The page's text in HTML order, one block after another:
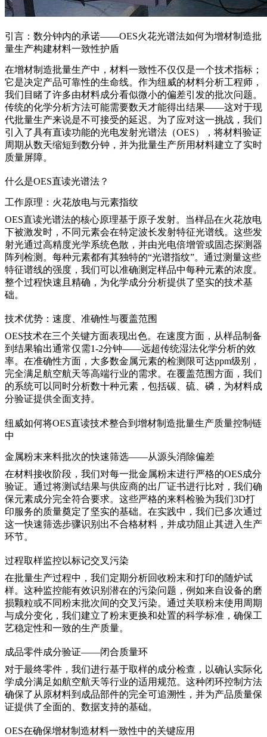
引言：数分钟内的承诺——OES火花光谱法如何为增材制造批
量生产构建材料一致性护盾
在增材制造批量生产中，材料一致性不仅仅是一个技术指标；
它是决定产品可靠性的生命线。作为纽威的材料分析工程师，
我们目睹了许多由材料成分看似微小的偏差引发的批次问题。
传统的化学分析方法可能需要数天才能得出结果——这对于现
代批量生产来说是不可接受的延迟。为了应对这一挑战，我们
引入了具有直读功能的光电发射光谱法（OES），将材料验证
周期从数天缩短到数分钟，并为批量生产所用材料建立了实时
质量屏障。
什么是OES直读光谱法？
工作原理：火花放电与元素指纹
OES直读光谱法的核心原理基于原子发射。当样品在火花放电
下被激发时，不同元素会在特定波长发射特征光谱线。这些发
射光通过高精度光学系统色散，并由光电倍增管或固态探测器
阵列检测。每种元素都有其独特的“光谱指纹”。通过测量这些
特征谱线的强度，我们可以准确测定样品中每种元素的浓度。
整个过程快速且精确，为化学成分分析提供了坚实的技术基
础。
技术优势：速度、准确性与覆盖范围
OES技术在三个关键方面表现出色。在速度方面，从样品制备
到结果输出通常仅需1-2分钟——远超传统湿法化学分析的效
率。在准确性方面，大多数金属元素的检测限可达ppm级别，
完全满足航空航天等高端行业的需求。在覆盖范围方面，我们
的系统可以同时分析数十种元素，包括碳、硫、磷，为材料成
分验证提供全面支持。
纽威如何将OES直读技术整合到增材制造批量生产质量控制链
中
金属粉末来料批次的快速筛选——从源头消除偏差
在材料接收阶段，我们对每一批金属粉末进行严格的OES成分
验证。通过将测试结果与供应商的出厂证书进行比对，我们确
保元素成分完全符合要求。这些严格的来料检验为我们3D打
印服务的质量奠定了坚实的基础。在实践中，我们已多次通过
这一快速筛选步骤识别出不合格材料，并成功阻止其进入生产
环节。
过程取样监控以标记交叉污染
在批量生产过程中，我们定期分析回收粉末和打印的随炉试
样。这种监控能有效识别潜在的污染问题，例如来自设备的磨
损颗粒或不同粉末批次间的交叉污染。通过关联粉末使用周期
与成分变化，我们建立了粉末更换和处置的科学标准，确保工
艺稳定性和一致的生产质量。
成品零件成分验证——闭合质量环
对于最终零件，我们进行基于取样的成分检查，以确认实际化
学成分满足如航空航天等行业的适用规范。这种闭环控制方法
确保了从原材料到成品部件的完全可追溯性，并为产品质量保
证提供了全面的、数据支持的基础。
OES在确保增材制造材料一致性中的关键应用